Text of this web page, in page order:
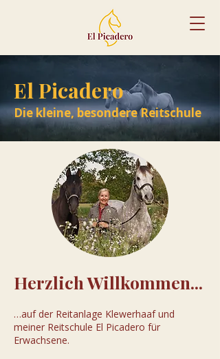
El Picadero
Die kleine, besondere Reitschule
Herzlich Willkommen...
…auf der Reitanlage Klewerhaaf und
meiner Reitschule El Picadero für
Erwachsene.